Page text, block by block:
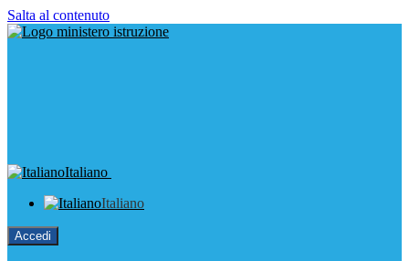
Salta al contenuto
Italiano
Italiano
Accedi